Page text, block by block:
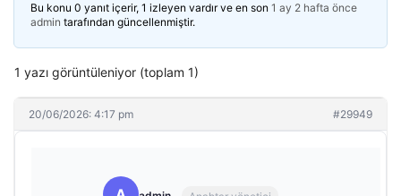
Bu konu 0 yanıt içerir, 1 izleyen vardır ve en son 1 ay 2 hafta önce
admin tarafından güncellenmiştir.
1 yazı görüntüleniyor (toplam 1)
20/06/2026: 4:17 pm #29949